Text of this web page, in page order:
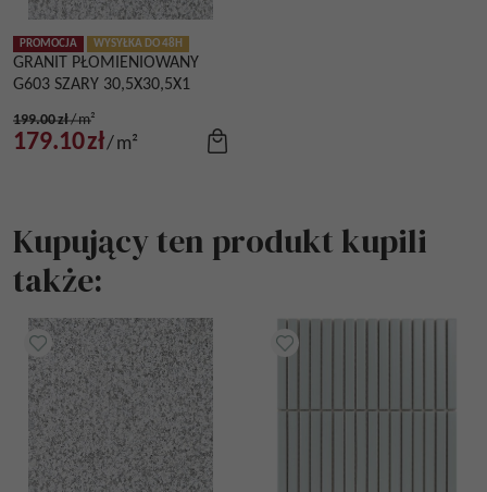
PROMOCJA WYSYŁKA DO 48H
GRANIT PŁOMIENIOWANY
G603 SZARY 30,5X30,5X1
199.00zł/m²
179.10zł/m²
Kupujący ten produkt kupili
także: